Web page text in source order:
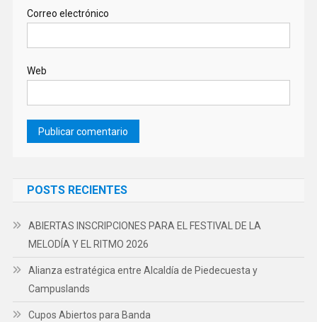
Correo electrónico
Web
POSTS RECIENTES
ABIERTAS INSCRIPCIONES PARA EL FESTIVAL DE LA
MELODÍA Y EL RITMO 2026
Alianza estratégica entre Alcaldía de Piedecuesta y
Campuslands
Cupos Abiertos para Banda